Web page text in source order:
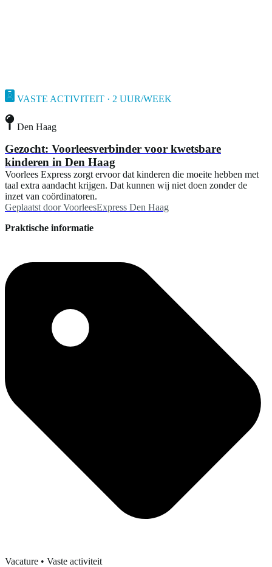
VASTE ACTIVITEIT · 2 UUR/WEEK
Den Haag
Gezocht: Voorleesverbinder voor kwetsbare
kinderen in Den Haag
Voorlees Express zorgt ervoor dat kinderen die moeite hebben met
taal extra aandacht krijgen. Dat kunnen wij niet doen zonder de
inzet van coördinatoren.
Geplaatst door VoorleesExpress Den Haag
Praktische informatie
Vacature • Vaste activiteit